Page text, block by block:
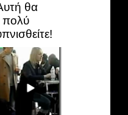
θα
πολύ